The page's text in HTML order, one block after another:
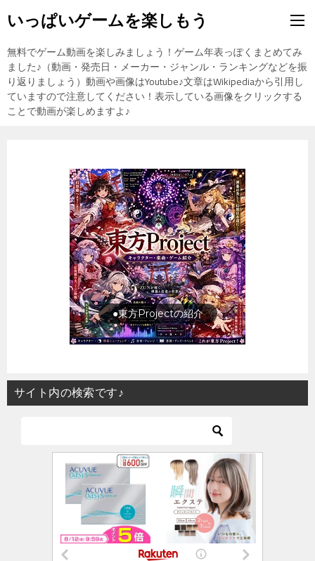
いっぱいゲームを楽しもう
無料でゲーム動画を楽しみましょう！ゲーム年表っぽくまとめてみ
ました♪（動画・発売日・メーカー・ジャンル・ランキングなどを振
り返りましょう）動画や画像はYoutube♪文章はWikipediaから引用し
ていますので注意してください！表示している画像をクリックする
ことで動画が楽しめますよ♪
旅行の前に旅行先をチェック
サイト内の検索です♪